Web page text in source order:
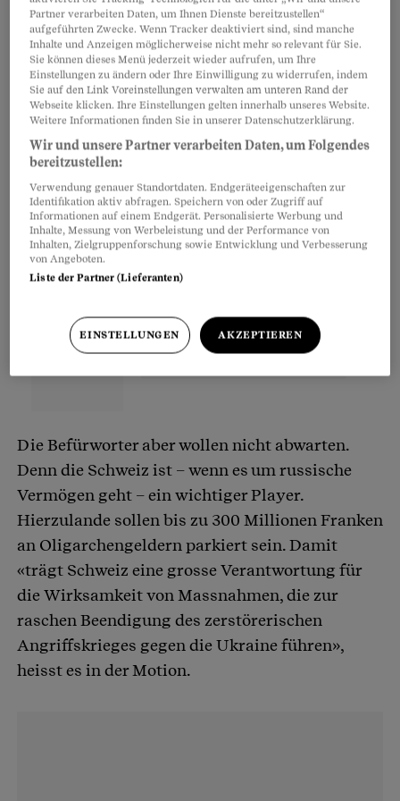
anderen Nationen in Kontakt. Der praktische
Nutzen und die Auswirkungen der Taskforce
müssten rechtlich und politisch geprüft werden,
meinte er.
Partnerinhalte
Die Befürworter aber wollen nicht abwarten.
Denn die Schweiz ist – wenn es um russische
Vermögen geht – ein wichtiger Player.
Hierzulande sollen bis zu 300 Millionen Franken
an Oligarchengeldern parkiert sein. Damit
«trägt Schweiz eine grosse Verantwortung für
die Wirksamkeit von Massnahmen, die zur
raschen Beendigung des zerstörerischen
Angriffskrieges gegen die Ukraine führen»,
heisst es in der Motion.
Partner verarbeiten Daten, um Ihnen Dienste bereitzustellen“
aufgeführten Zwecke. Wenn Tracker deaktiviert sind, sind manche
Inhalte und Anzeigen möglicherweise nicht mehr so relevant für Sie.
Sie können dieses Menü jederzeit wieder aufrufen, um Ihre
Einstellungen zu ändern oder Ihre Einwilligung zu widerrufen, indem
Sie auf den Link Voreinstellungen verwalten am unteren Rand der
Webseite klicken. Ihre Einstellungen gelten innerhalb unseres Website.
Weitere Informationen finden Sie in unserer Datenschutzerklärung.
Wir und unsere Partner verarbeiten Daten, um Folgendes
bereitzustellen:
Verwendung genauer Standortdaten. Endgeräteeigenschaften zur
Identifikation aktiv abfragen. Speichern von oder Zugriff auf
Informationen auf einem Endgerät. Personalisierte Werbung und
Inhalte, Messung von Werbeleistung und der Performance von
Inhalten, Zielgruppenforschung sowie Entwicklung und Verbesserung
von Angeboten.
Liste der Partner (Lieferanten)
EINSTELLUNGEN AKZEPTIEREN